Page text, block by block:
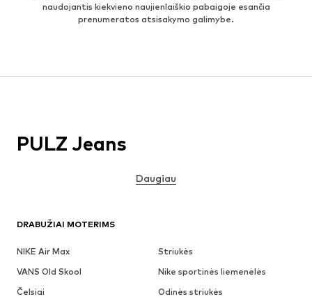
naudojantis kiekvieno naujienlaiškio pabaigoje esančia
prenumeratos atsisakymo galimybe.
DRABUŽIAI MOTERIMS
NIKE Air Max
Striukės
VANS Old Skool
Nike sportinės liemenėlės
Čelsiai
Odinės striukės
PULZ Jeans
Daugiau